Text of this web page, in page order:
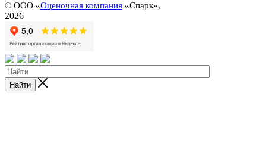
© ООО «Оценочная компания «Спарк»,
2026
Найти